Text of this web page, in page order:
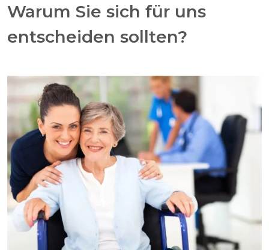
Warum Sie sich für uns
entscheiden sollten?